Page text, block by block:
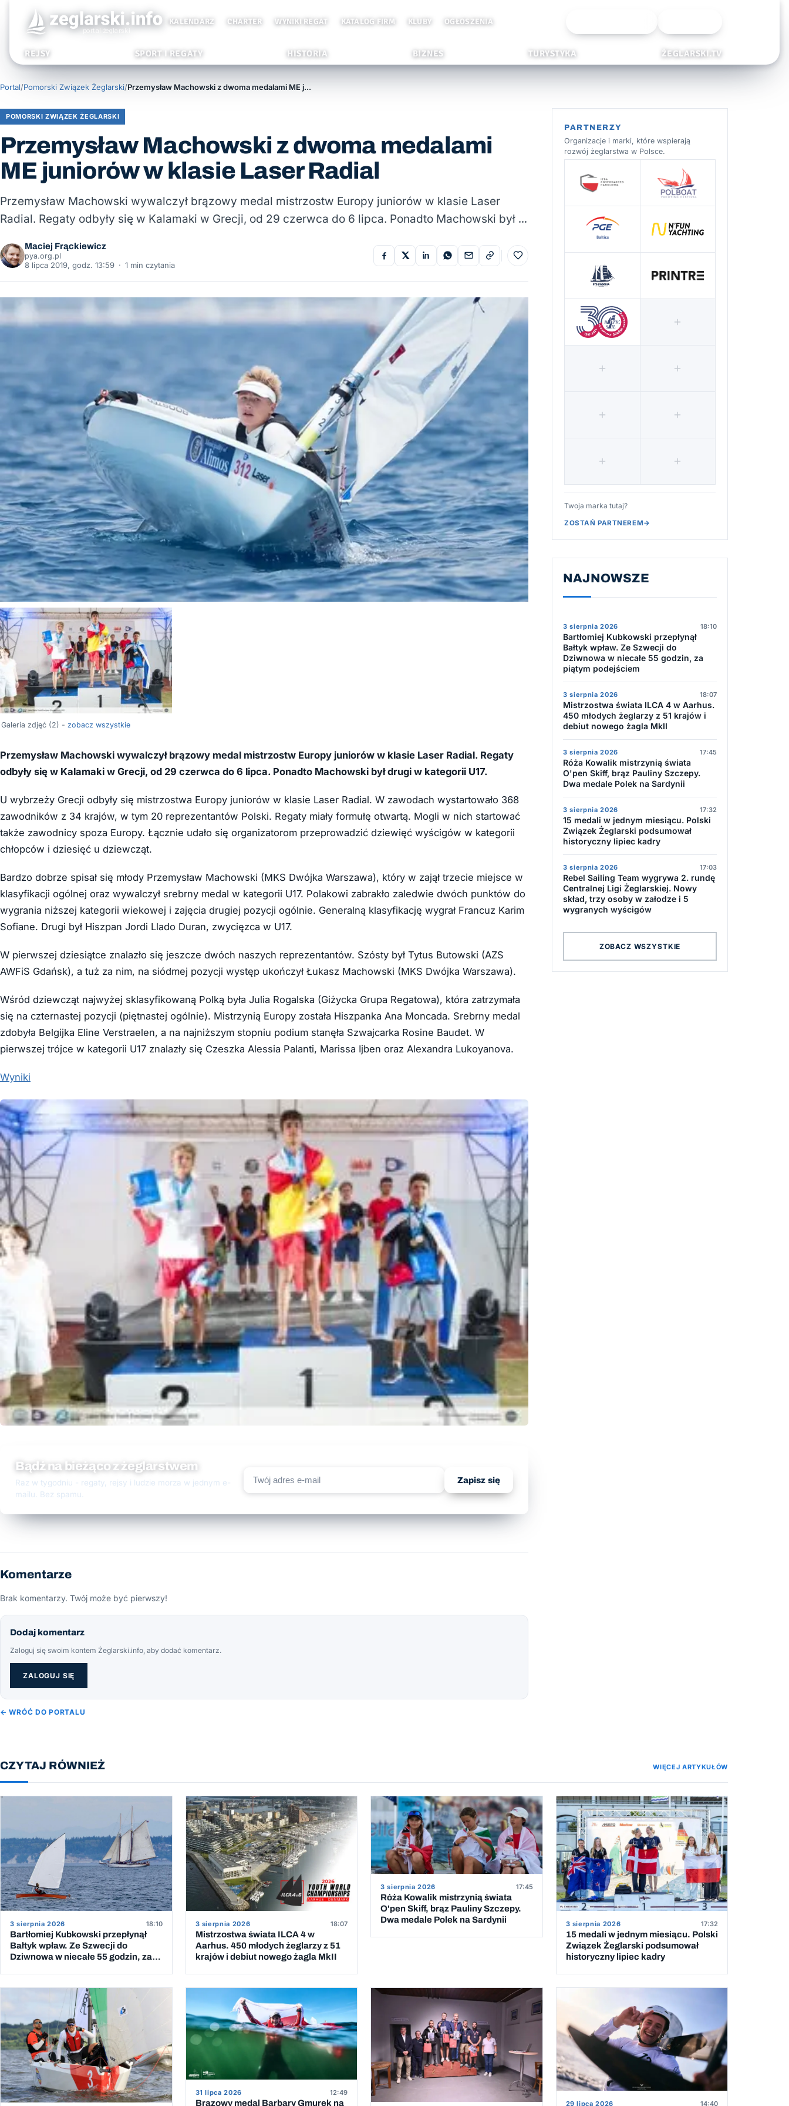
KALENDARZ CHARTER WYNIKI REGAT KATALOG FIRM KLUBY OGŁOSZENIA
REJSY SPORT I REGATY HISTORIA BIZNES TURYSTYKA ŻEGLARSKI.TV
Portal/Pomorski Związek Żeglarski/ Przemysław Machowski z dwoma medalami ME juniorów w klasie Laser Radial
POMORSKI ZWIĄZEK ŻEGLARSKI
Przemysław Machowski z dwoma medalami
ME juniorów w klasie Laser Radial
Przemysław Machowski wywalczył brązowy medal mistrzostw Europy juniorów w klasie Laser
Radial. Regaty odbyły się w Kalamaki w Grecji, od 29 czerwca do 6 lipca. Ponadto Machowski był …
Maciej Frąckiewicz
pya.org.pl
8 lipca 2019, godz. 13:59 · 1 min czytania
Do ulubionych
Galeria zdjęć (2) - zobacz wszystkie
Przemysław Machowski wywalczył brązowy medal mistrzostw Europy juniorów w klasie Laser Radial. Regaty
odbyły się w Kalamaki w Grecji, od 29 czerwca do 6 lipca. Ponadto Machowski był drugi w kategorii U17.
U wybrzeży Grecji odbyły się mistrzostwa Europy juniorów w klasie Laser Radial. W zawodach wystartowało 368
zawodników z 34 krajów, w tym 20 reprezentantów Polski. Regaty miały formułę otwartą. Mogli w nich startować
także zawodnicy spoza Europy. Łącznie udało się organizatorom przeprowadzić dziewięć wyścigów w kategorii
chłopców i dziesięć u dziewcząt.
Bardzo dobrze spisał się młody Przemysław Machowski (MKS Dwójka Warszawa), który w zajął trzecie miejsce w
klasyfikacji ogólnej oraz wywalczył srebrny medal w kategorii U17. Polakowi zabrakło zaledwie dwóch punktów do
wygrania niższej kategorii wiekowej i zajęcia drugiej pozycji ogólnie. Generalną klasyfikację wygrał Francuz Karim
Sofiane. Drugi był Hiszpan Jordi Llado Duran, zwycięzca w U17.
W pierwszej dziesiątce znalazło się jeszcze dwóch naszych reprezentantów. Szósty był Tytus Butowski (AZS
AWFiS Gdańsk), a tuż za nim, na siódmej pozycji występ ukończył Łukasz Machowski (MKS Dwójka Warszawa).
Wśród dziewcząt najwyżej sklasyfikowaną Polką była Julia Rogalska (Giżycka Grupa Regatowa), która zatrzymała
się na czternastej pozycji (piętnastej ogólnie). Mistrzynią Europy została Hiszpanka Ana Moncada. Srebrny medal
zdobyła Belgijka Eline Verstraelen, a na najniższym stopniu podium stanęła Szwajcarka Rosine Baudet. W
pierwszej trójce w kategorii U17 znalazły się Czeszka Alessia Palanti, Marissa Ijben oraz Alexandra Lukoyanova.
Wyniki
Bądź na bieżąco z żeglarstwem
Raz w tygodniu - regaty, rejsy i ludzie morza w jednym e-
mailu. Bez spamu.
Zapisz się
Komentarze
Brak komentarzy. Twój może być pierwszy!
Dodaj komentarz
Zaloguj się swoim kontem Żeglarski.info, aby dodać komentarz.
ZALOGUJ SIĘ
← WRÓĆ DO PORTALU
PARTNERZY
Organizacje i marki, które wspierają
rozwój żeglarstwa w Polsce.
Twoja marka tutaj?
ZOSTAŃ PARTNEREM→
NAJNOWSZE
3 sierpnia 2026 18:10
Bartłomiej Kubkowski przepłynął
Bałtyk wpław. Ze Szwecji do
Dziwnowa w niecałe 55 godzin, za
piątym podejściem
3 sierpnia 2026 18:07
Mistrzostwa świata ILCA 4 w Aarhus.
450 młodych żeglarzy z 51 krajów i
debiut nowego żagla MkII
3 sierpnia 2026 17:45
Róża Kowalik mistrzynią świata
O'pen Skiff, brąz Pauliny Szczepy.
Dwa medale Polek na Sardynii
3 sierpnia 2026 17:32
15 medali w jednym miesiącu. Polski
Związek Żeglarski podsumował
historyczny lipiec kadry
3 sierpnia 2026 17:03
Rebel Sailing Team wygrywa 2. rundę
Centralnej Ligi Żeglarskiej. Nowy
skład, trzy osoby w załodze i 5
wygranych wyścigów
ZOBACZ WSZYSTKIE
CZYTAJ RÓWNIEŻ WIĘCEJ ARTYKUŁÓW
3 sierpnia 2026 18:10
Bartłomiej Kubkowski przepłynął
Bałtyk wpław. Ze Szwecji do
Dziwnowa w niecałe 55 godzin, za
3 sierpnia 2026 18:07
Mistrzostwa świata ILCA 4 w
Aarhus. 450 młodych żeglarzy z 51
krajów i debiut nowego żagla MkII
3 sierpnia 2026 17:45
Róża Kowalik mistrzynią świata
O'pen Skiff, brąz Pauliny Szczepy.
Dwa medale Polek na Sardynii
3 sierpnia 2026 17:32
15 medali w jednym miesiącu. Polski
Związek Żeglarski podsumował
historyczny lipiec kadry
31 lipca 2026 12:49
Brązowy medal Barbary Gmurek na 29 lipca 2026 14:40